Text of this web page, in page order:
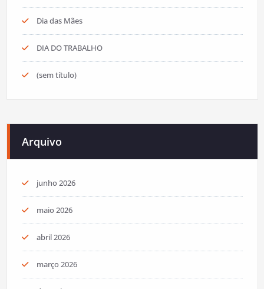
Dia das Mães
DIA DO TRABALHO
(sem título)
Arquivo
junho 2026
maio 2026
abril 2026
março 2026